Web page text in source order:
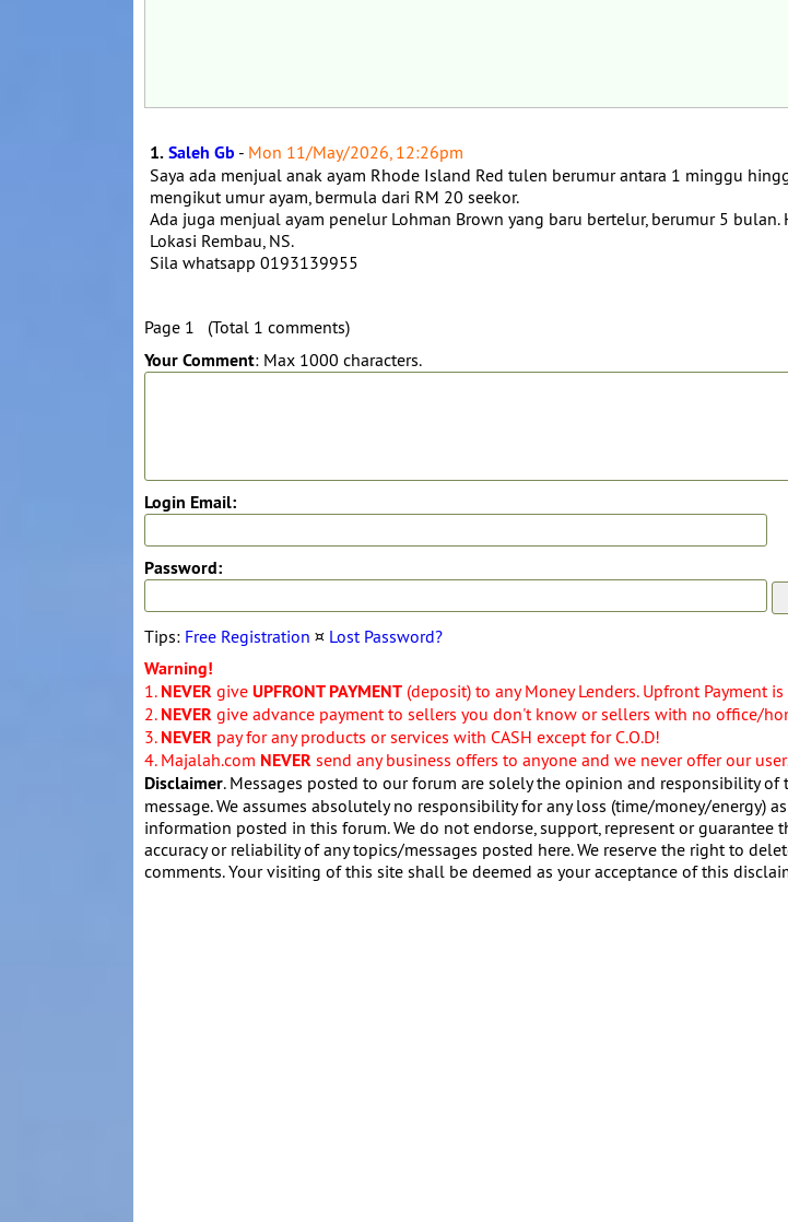
1.Saleh Gb - Mon 11/May/2026, 12:26pm
Saya ada menjual anak ayam Rhode Island Red tulen berumur antara 1 minggu
mengikut umur ayam, bermula dari RM 20 seekor.
Ada juga menjual ayam penelur Lohman Brown yang baru bertelur, berumur 5 bulan.
Lokasi Rembau, NS.
Sila whatsapp 0193139955
Page 1 (Total 1 comments)
Your Comment: Max 1000 characters.
Login Email:
Password:
Tips: Free Registration ¤ Lost Password?
Warning!
1. NEVER give UPFRONT PAYMENT (deposit) to any Money Lenders. Upfront Payment
2. NEVER give advance payment to sellers you don't know or sellers with no office/
3. NEVER pay for any products or services with CASH except for C.O.D!
4. Majalah.com NEVER send any business offers to anyone and we never offer our
Disclaimer. Messages posted to our forum are solely the opinion and responsibility
message. We assumes absolutely no responsibility for any loss (time/money/energy)
information posted in this forum. We do not endorse, support, represent or guarantee
accuracy or reliability of any topics/messages posted here. We reserve the right to
comments. Your visiting of this site shall be deemed as your acceptance of this